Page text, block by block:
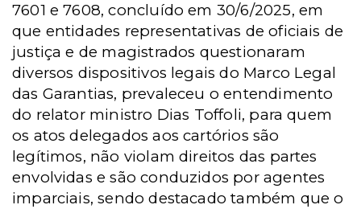
7601 e 7608, concluído em 30/6/2025, em
que entidades representativas de oficiais de
justiça e de magistrados questionaram
diversos dispositivos legais do Marco Legal
das Garantias, prevaleceu o entendimento
do relator ministro Dias Toffoli, para quem
os atos delegados aos cartórios são
legítimos, não violam direitos das partes
envolvidas e são conduzidos por agentes
imparciais, sendo destacado também que o